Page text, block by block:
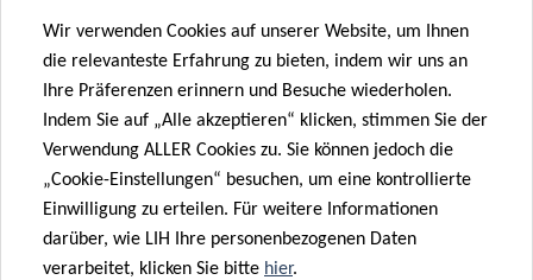
von
Krankheitserregern
auf
europäischer
Ebene
19
Das Team der
Klinischen und
Angewandten
Virologie auf
den
Forschertagen
Wir verwenden Cookies auf unserer Website, um Ihnen
die relevanteste Erfahrung zu bieten, indem wir uns an
Ihre Präferenzen erinnern und Besuche wiederholen.
Indem Sie auf „Alle akzeptieren“ klicken, stimmen Sie der
Verwendung ALLER Cookies zu. Sie können jedoch die
„Cookie-Einstellungen“ besuchen, um eine kontrollierte
Einwilligung zu erteilen. Für weitere Informationen
darüber, wie LIH Ihre personenbezogenen Daten
verarbeitet, klicken Sie bitte hier.